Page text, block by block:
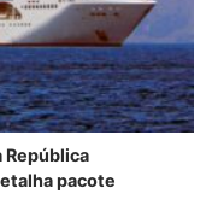
República
pacote